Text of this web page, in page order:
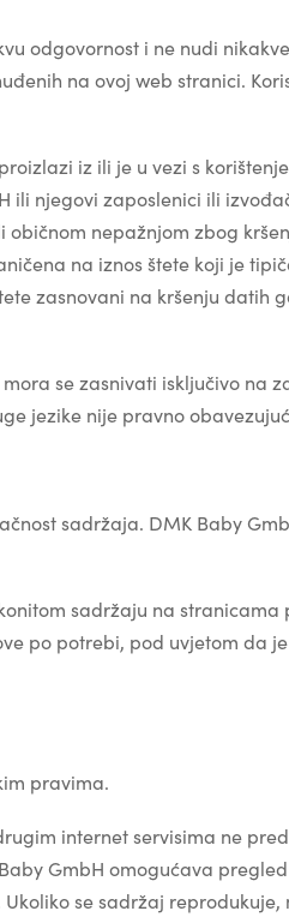
odgovornost i ne nudi
na ovoj web stranici.
iz ili je u vezi s
ili njegovi zaposlenici ili
nepažnjom zbog
na iznos štete koji je
zasnovani na kršenju datih
se zasnivati ​​isključivo na
jezike nije pravno
sadržaja. DMK Baby
sadržaju na stranicama
po potrebi, pod uvjetom da
pravima.
internet servisima ne
GmbH omogućava
se sadržaj